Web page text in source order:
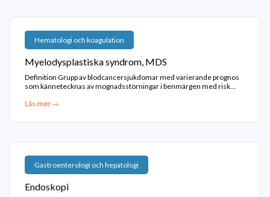
Hematologi och koagulation
Myelodysplastiska syndrom, MDS
Definition Grupp av blodcancersjukdomar med varierande prognos
som kännetecknas av mognadsstörningar i benmärgen med risk...
Läs mer →
Gastroenterologi och hepatologi
Endoskopi